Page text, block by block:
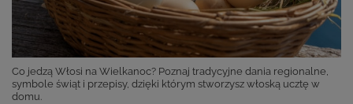
Co jedzą Włosi na Wielkanoc? Poznaj tradycyjne dania regionalne,
symbole świąt i przepisy, dzięki którym stworzysz włoską ucztę w
domu.